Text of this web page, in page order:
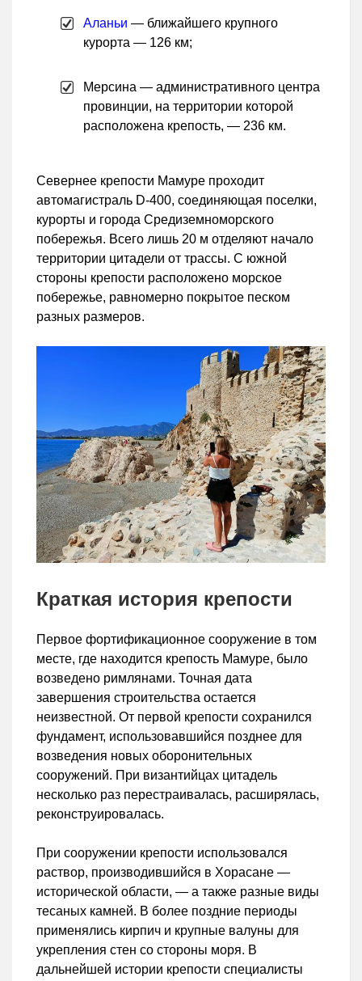
Аланьи — ближайшего крупного
курорта — 126 км;
Мерсина — административного центра
провинции, на территории которой
расположена крепость, — 236 км.
Севернее крепости Мамуре проходит
автомагистраль D-400, соединяющая поселки,
курорты и города Средиземноморского
побережья. Всего лишь 20 м отделяют начало
территории цитадели от трассы. С южной
стороны крепости расположено морское
побережье, равномерно покрытое песком
разных размеров.
Краткая история крепости
Первое фортификационное сооружение в том
месте, где находится крепость Мамуре, было
возведено римлянами. Точная дата
завершения строительства остается
неизвестной. От первой крепости сохранился
фундамент, использовавшийся позднее для
возведения новых оборонительных
сооружений. При византийцах цитадель
несколько раз перестраивалась, расширялась,
реконструировалась.
При сооружении крепости использовался
раствор, производившийся в Хорасане —
исторической области, — а также разные виды
тесаных камней. В более поздние периоды
применялись кирпич и крупные валуны для
укрепления стен со стороны моря. В
дальнейшей истории крепости специалисты